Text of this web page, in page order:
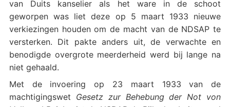
van Duits kanselier als het ware in de schoot
geworpen was liet deze op 5 maart 1933 nieuwe
verkiezingen houden om de macht van de NDSAP te
versterken. Dit pakte anders uit, de verwachte en
benodigde overgrote meerderheid werd bij lange na
niet gehaald.
Met de invoering op 23 maart 1933 van de
machtigingswet Gesetz zur Behebung der Not von